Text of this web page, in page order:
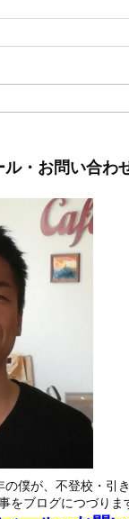
・お問い合わ
僕が、不登校・引
をブログにつづりま